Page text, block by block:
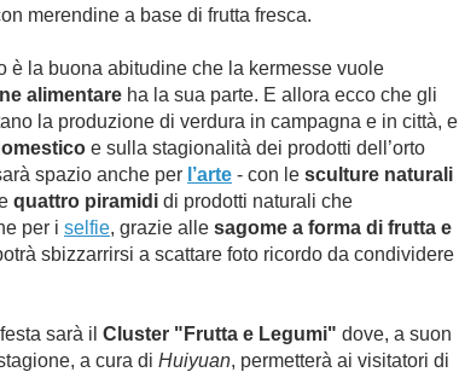
merendine a base di frutta fresca.
è la buona abitudine che la kermesse vuole
alimentare ha la sua parte. E allora ecco che gli
la produzione di verdura in campagna e in città, e
e sulla stagionalità dei prodotti dell’orto
spazio anche per l’arte - con le sculture naturali
quattro piramidi di prodotti naturali che
per i selfie, grazie alle sagome a forma di frutta e
sbizzarrirsi a scattare foto ricordo da condividere
sarà il Cluster "Frutta e Legumi" dove, a suon
a cura di Huiyuan, permetterà ai visitatori di